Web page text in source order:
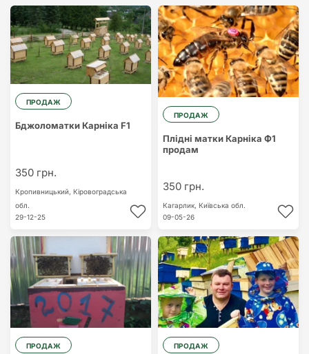
ПРОДАЖ
Бджоломатки Карніка F1
350 грн.
Кропивницький, Кіровоградська
обл.
29-12-25
ПРОДАЖ
Плідні матки Карніка Ф1
продам
350 грн.
Кагарлик, Київська обл.
09-05-26
ПРОДАЖ ПРОДАЖ